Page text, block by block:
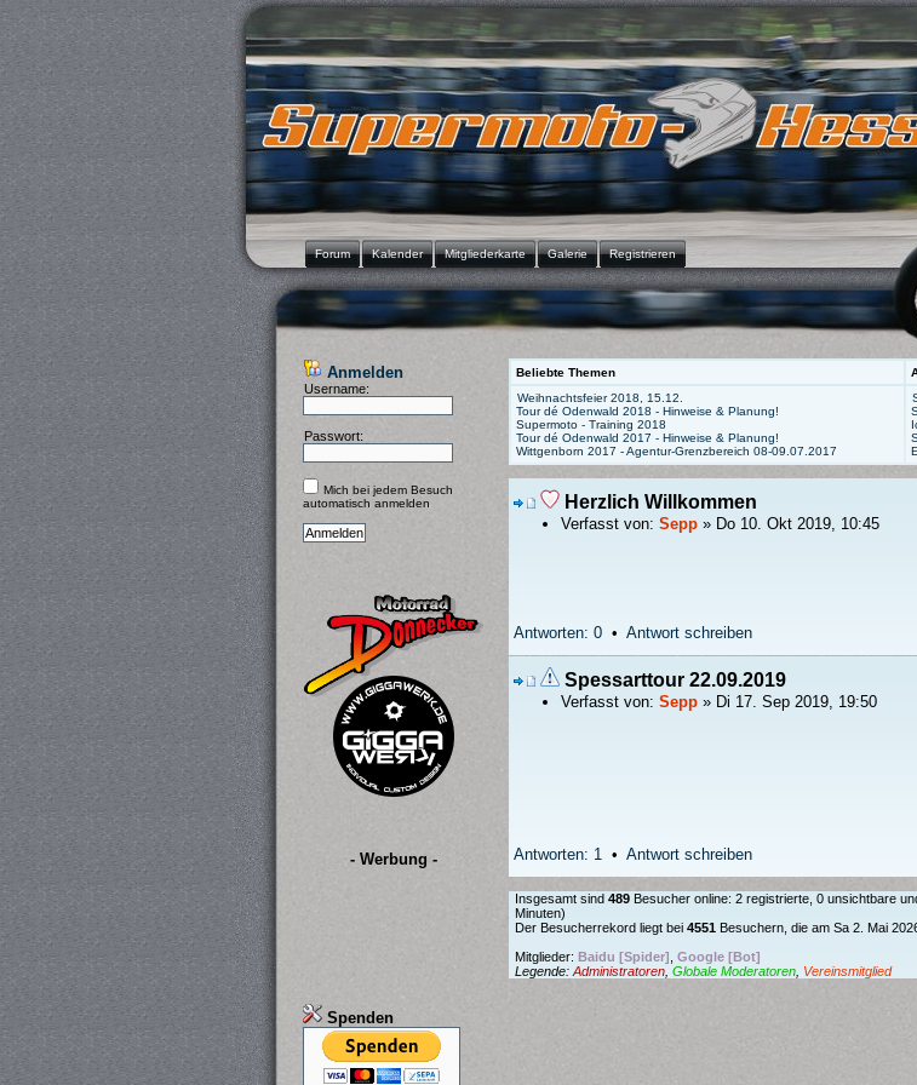
Forum Kalender Mitgliederkarte Galerie Registrieren
Anmelden
Username:
Passwort:
Mich bei jedem Besuch
automatisch anmelden
- Werbung -
Spenden
Beliebte Themen
Weihnachtsfeier 2018, 15.12.
Tour dé Odenwald 2018 - Hinweise & Planung!
Supermoto - Training 2018
Tour dé Odenwald 2017 - Hinweise & Planung!
Wittgenborn 2017 - Agentur-Grenzbereich 08-09.07.2017
Herzlich Willkommen
Verfasst von: Sepp » Do 10. Okt 2019, 10:45
Antworten: 0 • Antwort schreiben
Spessarttour 22.09.2019
Verfasst von: Sepp » Di 17. Sep 2019, 19:50
Antworten: 1 • Antwort schreiben
Insgesamt sind 489 Besucher online: 2 registrierte, 0 unsichtbare
Minuten)
Der Besucherrekord liegt bei 4551 Besuchern, die am Sa 2. Mai
Mitglieder: Baidu [Spider] Google [Bot]
Legende: Administratoren Globale Moderatoren Vereinsmitglied